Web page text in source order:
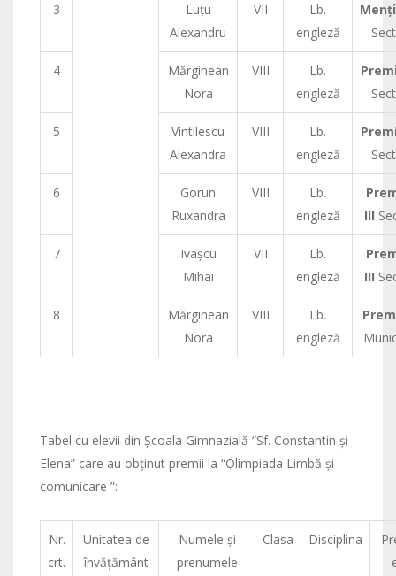
3
Luţu
Alexandru
VII
Lb.
engleză
4
Mărginean
Nora
VIII
Lb.
engleză
5
Vintilescu
Alexandra
VIII
Lb.
engleză
6
Gorun
Ruxandra
VIII
Lb.
engleză
III
7
Ivaşcu
Mihai
VII
Lb.
engleză
III
8
Mărginean
Nora
VIII
Lb.
engleză
Tabel cu elevii din Şcoala Gimnazială “Sf. Constantin şi
Elena” care au obţinut premii la “Olimpiada Limbă şi
comunicare ”:
Nr.
crt.
Unitatea de
învăţământ
Numele şi
prenumele
Clasa Disciplina